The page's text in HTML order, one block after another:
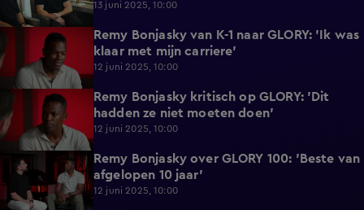
gewoon wat ik moet doen'
13 juni 2025, 10:00
Remy Bonjasky van K-1 naar GLORY: 'Ik was
klaar met mijn carriere'
12 juni 2025, 10:00
Remy Bonjasky kritisch op GLORY: 'Dit
hadden ze niet moeten doen'
12 juni 2025, 10:00
2:40
Remy Bonjasky over GLORY 100: 'Beste van
afgelopen 10 jaar'
12 juni 2025, 10:00